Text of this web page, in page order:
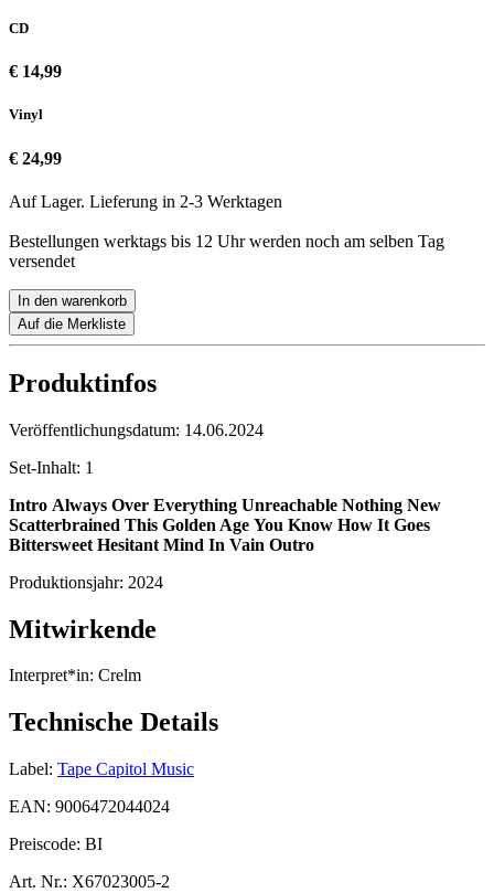
CD
€ 14,99
Vinyl
€ 24,99
Auf Lager. Lieferung in 2-3 Werktagen
Bestellungen werktags bis 12 Uhr werden noch am selben Tag
versendet
In den warenkorb
Auf die Merkliste
Produktinfos
Veröffentlichungsdatum: 14.06.2024
Set-Inhalt: 1
Intro Always Over Everything Unreachable Nothing New
Scatterbrained This Golden Age You Know How It Goes
Bittersweet Hesitant Mind In Vain Outro
Produktionsjahr: 2024
Mitwirkende
Interpret*in: Crelm
Technische Details
Label: Tape Capitol Music
EAN: 9006472044024
Preiscode: BI
Art. Nr.: X67023005-2